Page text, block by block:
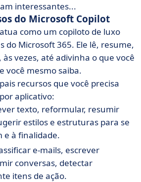
interessantes...
do Microsoft Copilot
como um copiloto de luxo
do Microsoft 365. Ele lê, resume,
vezes, até adivinha o que você
você mesmo saiba.
recursos que você precisa
aplicativo:
texto, reformular, resumir
estilos e estruturas para se
e à finalidade.
e-mails, escrever
conversas, detectar
itens de ação.